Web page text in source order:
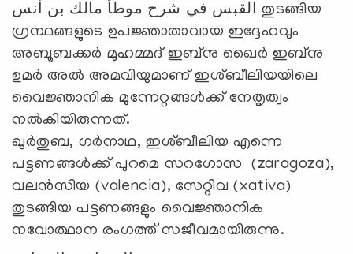
القبس في شرح موطأ مالك بن أنس തുടങ്ങിയ
ഗ്രന്ഥങ്ങളുടെ ഉപജ്ഞാതാവായ ഇദ്ദേഹവും
അബൂബക്കർ മുഹമ്മദ് ഇബ്നു ഖൈർ ഇബ്നു
ഉമർ അൽ അമവിയുമാണ് ഇശ്ബീലിയയിലെ
വൈജ്ഞാനിക മുന്നേറ്റങ്ങൾക്ക് നേതൃത്വം
നൽകിയിരുന്നത്.
ഖുർതുബ, ഗർനാഥ, ഇശ്ബീലിയ എന്നെ
പട്ടണങ്ങൾക്ക് പുറമെ സറഗോസ (zaragoza),
വലൻസിയ (valencia), സേറ്റിവ (xativa)
തുടങ്ങിയ പട്ടണങ്ങളും വൈജ്ഞാനിക
നവോത്ഥാന രംഗത്ത് സജീവമായിരുന്നു.